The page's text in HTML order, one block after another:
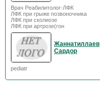
Врач Реабилитолог-ЛФК
ЛФК при грыже позвоночника
ЛФК при сколиозе
ЛФК при артрозе(гон
Жаннатиллаев
Сардор
pediatr